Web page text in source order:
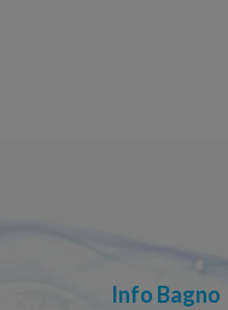
Info Bagno